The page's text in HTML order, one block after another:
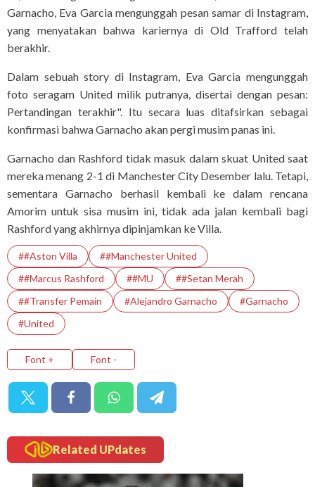
Garnacho, Eva Garcia mengunggah pesan samar di Instagram,
yang menyatakan bahwa kariernya di Old Trafford telah
berakhir.
Dalam sebuah story di Instagram, Eva Garcia mengunggah
foto seragam United milik putranya, disertai dengan pesan:
Pertandingan terakhir". Itu secara luas ditafsirkan sebagai
konfirmasi bahwa Garnacho akan pergi musim panas ini.
Garnacho dan Rashford tidak masuk dalam skuat United saat
mereka menang 2-1 di Manchester City Desember lalu. Tetapi,
sementara Garnacho berhasil kembali ke dalam rencana
Amorim untuk sisa musim ini, tidak ada jalan kembali bagi
Rashford yang akhirnya dipinjamkan ke Villa.
##Aston Villa
##Manchester United
##Marcus Rashford
##MU
##Setan Merah
##Transfer Pemain
#Alejandro Garnacho
#Garnacho
#United
Font + Font -
Related UPdates